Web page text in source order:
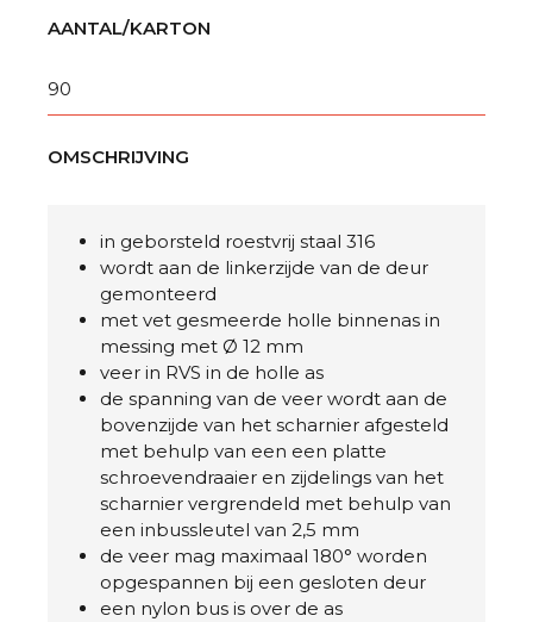
AANTAL/KARTON
90
OMSCHRIJVING
in geborsteld roestvrij staal 316
wordt aan de linkerzijde van de deur
gemonteerd
met vet gesmeerde holle binnenas in
messing met Ø 12 mm
veer in RVS in de holle as
de spanning van de veer wordt aan de
bovenzijde van het scharnier afgesteld
met behulp van een een platte
schroevendraaier en zijdelings van het
scharnier vergrendeld met behulp van
een inbussleutel van 2,5 mm
de veer mag maximaal 180° worden
opgespannen bij een gesloten deur
een nylon bus is over de as